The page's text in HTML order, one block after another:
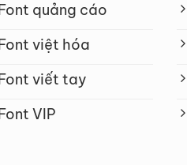
quảng cáo
việt hóa
viết tay
VIP